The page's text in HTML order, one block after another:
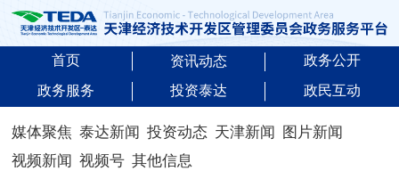
首页 资讯动态
政务公开
政务服务
投资泰达 政民互动
媒体聚焦 泰达新闻 投资动态 天津新闻
图片新闻
视频新闻
视频号 其他信息